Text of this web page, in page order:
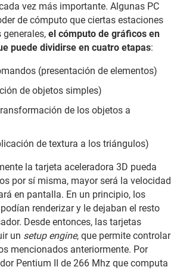
vez más importante. Algunas PC
de cómputo que ciertas estaciones
generales, el cómputo de gráficos en
puede dividirse en cuatro etapas:
(presentación de elementos)
de objetos simples)
de los objetos a
de textura a los triángulos)
la tarjeta aceleradora 3D pueda
por sí misma, mayor será la velocidad
en pantalla. En un principio, los
renderizar y le dejaban el resto
Desde entonces, las tarjetas
un setup engine, que permite controlar
mencionados anteriormente. Por
Pentium II de 266 Mhz que computa